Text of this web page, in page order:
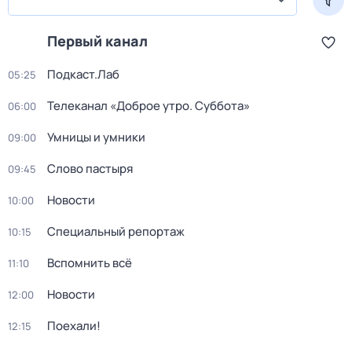
Первый канал
05:25 Подкаст.Лаб
06:00 Телеканал «Доброе утро. Суббота»
09:00 Умницы и умники
09:45 Слово пастыря
10:00 Новости
10:15 Специальный репортаж
11:10 Вспомнить всё
12:00 Новости
12:15 Поехали!